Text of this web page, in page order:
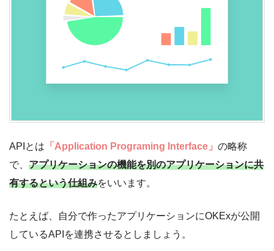
APIとは 「Application Programing Interface」 の略称
で、 アプリケーションの機能を別のアプリケーションに共
有するという仕組みをいいます。
たとえば、自分で作ったアプリケーションにOKExが公開
しているAPIを連携させるとしましょう。